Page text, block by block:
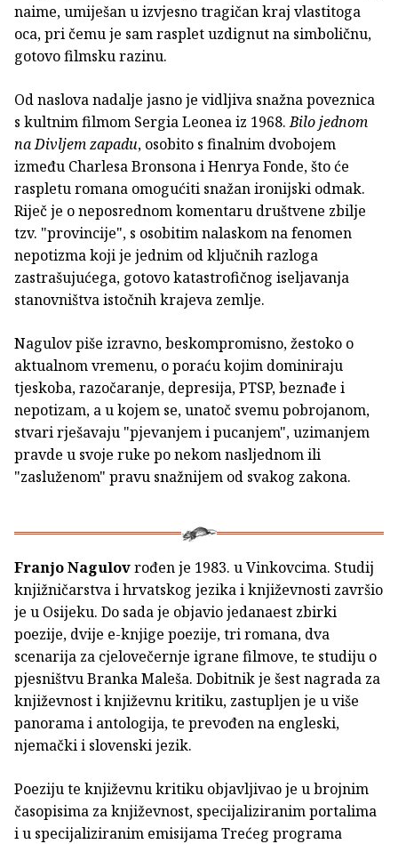
naime, umiješan u izvjesno tragičan kraj vlastitoga
oca, pri čemu je sam rasplet uzdignut na simboličnu,
gotovo filmsku razinu.
Od naslova nadalje jasno je vidljiva snažna poveznica
s kultnim filmom Sergia Leonea iz 1968.Bilo jednom
na Divljem zapadu, osobito s finalnim dvobojem
između Charlesa Bronsona i Henrya Fonde, što će
raspletu romana omogućiti snažan ironijski odmak.
Riječ je o neposrednom komentaru društvene zbilje
tzv. "provincije", s osobitim nalaskom na fenomen
nepotizma koji je jednim od ključnih razloga
zastrašujućega, gotovo katastrofičnog iseljavanja
stanovništva istočnih krajeva zemlje.
Nagulov piše izravno, beskompromisno, žestoko o
aktualnom vremenu, o poraću kojim dominiraju
tjeskoba, razočaranje, depresija, PTSP, beznađe i
nepotizam, a u kojem se, unatoč svemu pobrojanom,
stvari rješavaju "pjevanjem i pucanjem", uzimanjem
pravde u svoje ruke po nekom nasljednom ili
"zasluženom" pravu snažnijem od svakog zakona.
Franjo Nagulovrođen je 1983. u Vinkovcima. Studij
knjižničarstva i hrvatskog jezika i književnosti završio
je u Osijeku. Do sada je objavio jedanaest zbirki
poezije, dvije e-knjige poezije, tri romana, dva
scenarija za cjelovečernje igrane filmove, te studiju o
pjesništvu Branka Maleša. Dobitnik je šest nagrada za
književnost i književnu kritiku, zastupljen je u više
panorama i antologija, te prevođen na engleski,
njemački i slovenski jezik.
Poeziju te književnu kritiku objavljivao je u brojnim
časopisima za književnost, specijaliziranim portalima
i u specijaliziranim emisijama Trećeg programa